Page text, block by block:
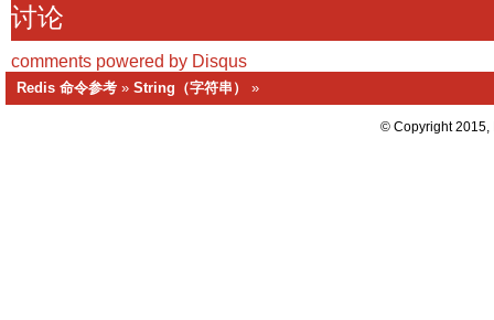
讨论
comments powered by Disqus
Redis 命令参考 » String（字符串） »
© Copyright